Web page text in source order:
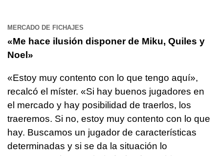
MERCADO DE FICHAJES
«Me hace ilusión disponer de Miku, Quiles y
Noel»
«Estoy muy contento con lo que tengo aquí»,
recalcó el míster. «Si hay buenos jugadores en
el mercado y hay posibilidad de traerlos, los
traeremos. Si no, estoy muy contento con lo que
hay. Buscamos un jugador de características
determinadas y si se da la situación lo